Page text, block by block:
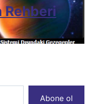
Rehberi
Abone ol